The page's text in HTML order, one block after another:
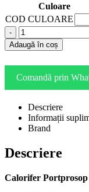
Culoare
COD CULOARE
-
Adaugă în coș
Comandă prin
Descriere
Informații
Brand
Descriere
Calorifer